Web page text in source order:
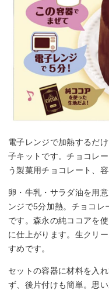
電子レンジで加熱するだ
子キットです。チョコレ
う製菓用チョコレート、
卵・牛乳・サラダ油を用
ンジで5分加熱。チョコレ
です。森永の純ココアを
に仕上がります。生クリ
すめです。
セットの容器に材料を入
ず、後片付けも簡単。思